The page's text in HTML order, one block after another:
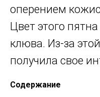
оперением
Цвет этого
клюва. Из-за
получила свое
Содержание